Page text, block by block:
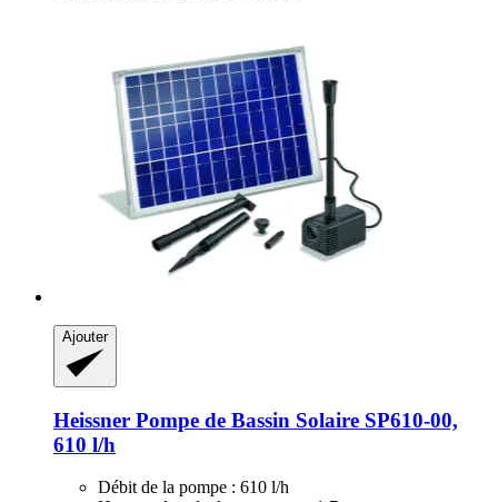
Ajouter
Heissner Pompe de Bassin Solaire SP610-​00,
610 l/h
Débit de la pompe : 610 l/h